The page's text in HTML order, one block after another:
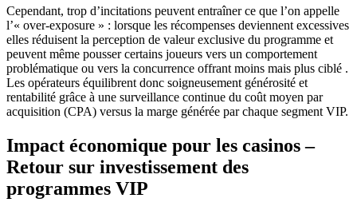
Cependant, trop d’incitations peuvent entraîner ce que l’on appelle
l’« over‑exposure » : lorsque les récompenses deviennent excessives
elles réduisent la perception de valeur exclusive du programme et
peuvent même pousser certains joueurs vers un comportement
problématique ou vers la concurrence offrant moins mais plus ciblé .
Les opérateurs équilibrent donc soigneusement générosité et
rentabilité grâce à une surveillance continue du coût moyen par
acquisition (CPA) versus la marge générée par chaque segment VIP.
Impact économique pour les casinos –
Retour sur investissement des
programmes VIP